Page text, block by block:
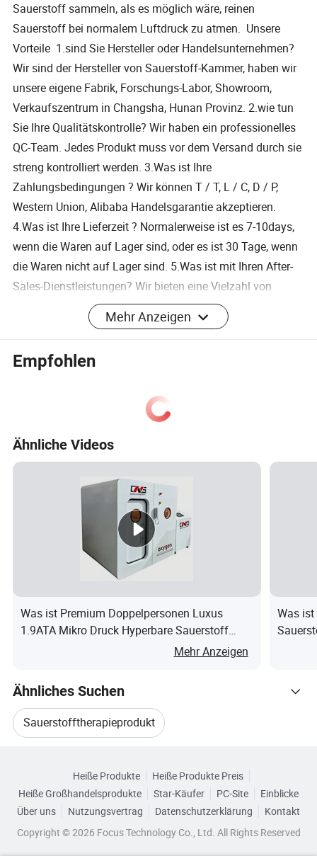
Sauerstoff sammeln, als es möglich wäre, reinen
Sauerstoff bei normalem Luftdruck zu atmen. Unsere
Vorteile 1.sind Sie Hersteller oder Handelsunternehmen?
Wir sind der Hersteller von Sauerstoff-Kammer, haben wir
unsere eigene Fabrik, Forschungs-Labor, Showroom,
Verkaufszentrum in Changsha, Hunan Provinz. 2.wie tun
Sie Ihre Qualitätskontrolle? Wir haben ein professionelles
QC-Team. Jedes Produkt muss vor dem Versand durch sie
streng kontrolliert werden. 3.Was ist Ihre
Zahlungsbedingungen ? Wir können T / T, L / C, D / P,
Western Union, Alibaba Handelsgarantie akzeptieren.
4.Was ist Ihre Lieferzeit ? Normalerweise ist es 7-10days,
wenn die Waren auf Lager sind, oder es ist 30 Tage, wenn
die Waren nicht auf Lager sind. 5.Was ist mit Ihren After-
Sales-Dienstleistungen? Wir bieten eine Vielzahl von
Gasversorgungslösungen nach Kundenwunsch, und
bieten auch den Anwendern Reparatur und Wartung,
auf Stickstoff, Sauerstoff erzeugende Ausrüstung und
Mehr Anzeigen
Empfohlen
Ähnliche Videos
Was ist Premium Doppelpersonen Luxus
1.9ATA Mikro Druck Hyperbare Sauerstoff
Mehr Anzeigen
Was
Ähnliches Suchen
Sauerstofftherapieprodukt
Hyperbare Kammer Zu Verkaufen
Hyperbare Sauerstoffkammer Zu Verkaufen
Durchsuchen Sie nach Kategorien
Heiße Produkte
Heiße Produkte Preis
Heiße Großhandelsprodukte
Star-Käufer PC-Site
Einblicke
Über uns
Nutzungsvertrag Datenschutzerklärung
Kontakt
Copyright © 2026 Focus Technology Co., Ltd. All Rights Reserved